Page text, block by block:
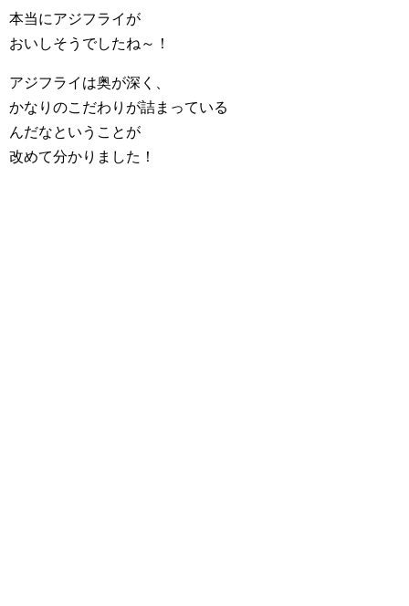
本当にアジフライが
おいしそうでしたね～！
アジフライは奥が深く、
かなりのこだわりが詰まっている
んだなということが
改めて分かりました！